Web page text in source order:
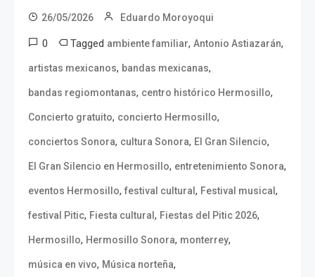
26/05/2026 Eduardo Moroyoqui
0 Tagged ambiente familiar, Antonio Astiazarán,
artistas mexicanos, bandas mexicanas,
bandas regiomontanas, centro histórico Hermosillo,
Concierto gratuito, concierto Hermosillo,
conciertos Sonora, cultura Sonora, El Gran Silencio,
El Gran Silencio en Hermosillo, entretenimiento Sonora,
eventos Hermosillo, festival cultural , Festival musical ,
festival Pitic, Fiesta cultural , Fiestas del Pitic 2026,
Hermosillo, Hermosillo Sonora, monterrey,
música en vivo, Música norteña,